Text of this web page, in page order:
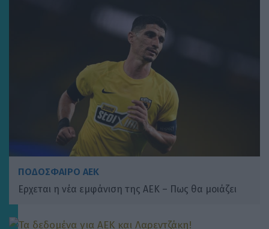
ΠΟΔΟΣΦΑΙΡΟ ΑΕΚ
Ερχεται η νέα εμφάνιση της ΑΕΚ – Πως θα μοιάζει